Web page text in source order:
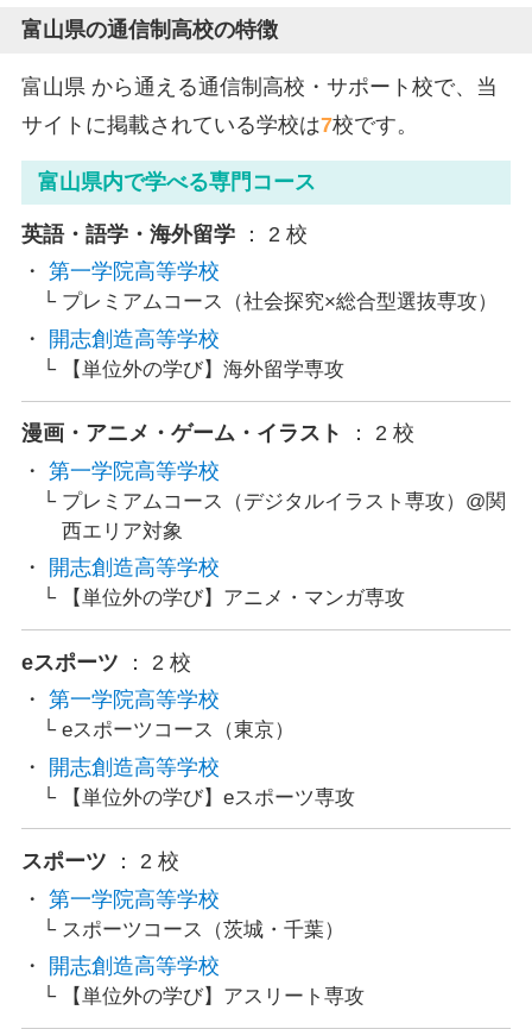
富山県の通信制高校の特徴
富山県 から通える通信制高校・サポート校で、当
サイトに掲載されている学校は7校です。
富山県内で学べる専門コース
英語・語学・海外留学
： 2 校
第一学院高等学校
プレミアムコース（社会探究×総合型選抜専攻）
開志創造高等学校
【単位外の学び】海外留学専攻
漫画・アニメ・ゲーム・イラスト
： 2 校
第一学院高等学校
プレミアムコース（デジタルイラスト専攻）@関
西エリア対象
開志創造高等学校
【単位外の学び】アニメ・マンガ専攻
eスポーツ
： 2 校
第一学院高等学校
eスポーツコース（東京）
開志創造高等学校
【単位外の学び】eスポーツ専攻
スポーツ
： 2 校
第一学院高等学校
スポーツコース（茨城・千葉）
開志創造高等学校
【単位外の学び】アスリート専攻